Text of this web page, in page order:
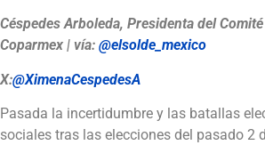
Céspedes Arboleda, Presidenta del
Coparmex | vía: @elsolde_mexico
X:@XimenaCespedesA
Pasada la incertidumbre y las batallas
sociales tras las elecciones del pasado 2